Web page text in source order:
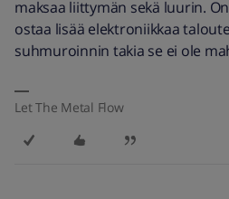
maksaa liittymän sekä luurin.
ostaa lisää elektroniikkaa
suhmuroinnin takia se ei ole
Let The Metal Flow